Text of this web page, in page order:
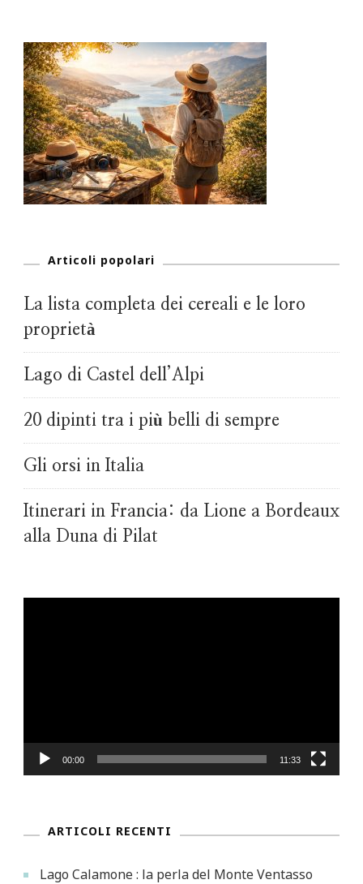
Articoli popolari
La lista completa dei cereali e le loro
proprietà
Lago di Castel dell’Alpi
20 dipinti tra i più belli di sempre
Gli orsi in Italia
Itinerari in Francia: da Lione a Bordeaux
alla Duna di Pilat
00:00 11:33
ARTICOLI RECENTI
Lago Calamone : la perla del Monte Ventasso